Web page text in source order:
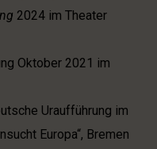
2024 im Theater
Oktober 2021 im
Uraufführung im
Europa“, Bremen